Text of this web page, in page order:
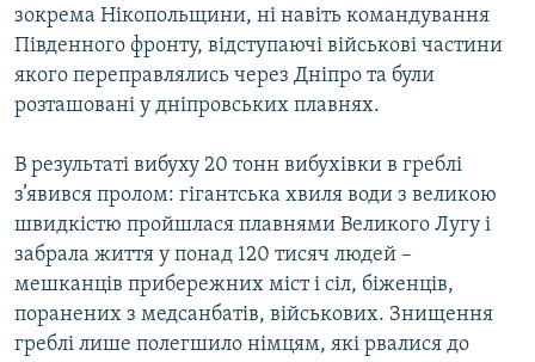
зокрема Нікопольщини, ні навіть командування
Південного фронту, відступаючі військові частини
якого переправлялись через Дніпро та були
розташовані у дніпровських плавнях.
В результаті вибуху 20 тонн вибухівки в греблі
з’явився пролом: гігантська хвиля води з великою
швидкістю пройшлася плавнями Великого Лугу і
забрала життя у понад 120 тисяч людей –
мешканців прибережних міст і сіл, біженців,
поранених з медсанбатів, військових. Знищення
греблі лише полегшило німцям, які рвалися до